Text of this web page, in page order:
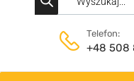
Telefon:
+48 508